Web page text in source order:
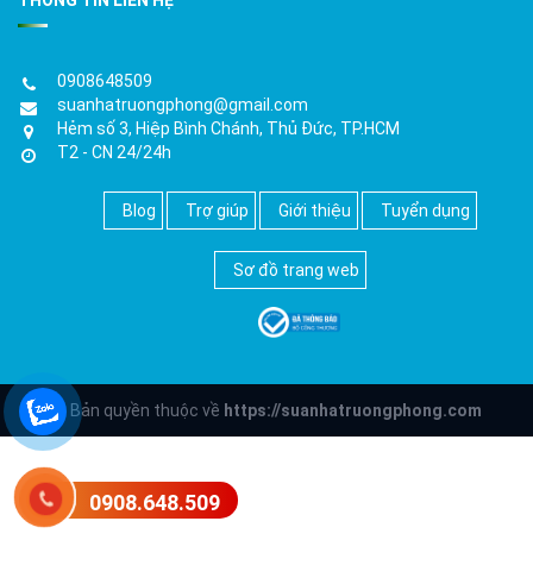
0908648509
suanhatruongphong@gmail.com
Hẻm số 3, Hiệp Bình Chánh, Thủ Đức, TP.HCM
T2 - CN 24/24h
Blog Trợ giúp Giới thiệu Tuyển dụng
Sơ đồ trang web
© Bản quyền thuộc về https://suanhatruongphong.com
0908.648.509